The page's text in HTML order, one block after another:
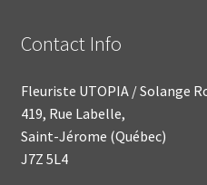
Contact Info
Fleuriste UTOPIA / Solange
419, Rue Labelle,
Saint-Jérome (Québec)
J7Z 5L4